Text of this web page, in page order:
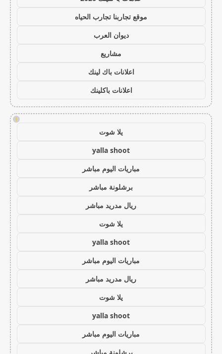
موقع تجاربنا تجارب الحياه
ديوان العرب
مشاريع
اعلانات باك لينك
اعلانات باكلينك
!
يلا شوت
yalla shoot
مباريات اليوم مباشر
برشلونة مباشر
ريال مدريد مباشر
يلا شوت
yalla shoot
مباريات اليوم مباشر
ريال مدريد مباشر
يلا شوت
yalla shoot
مباريات اليوم مباشر